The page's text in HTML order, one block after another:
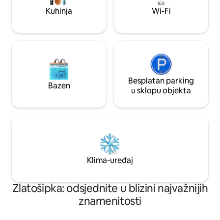
trgovina,
Saila. UDOBNO
Kuhinja Wi-Fi
Bazen
Besplatan parking
u sklopu objekta
Klima-uređaj
Zlatošipka: odsjednite u blizini najvažnijih
znamenitosti